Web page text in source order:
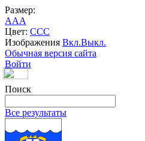
Размер:
AAA
Цвет: CCC
Изображения Вкл.Выкл.
Обычная версия сайта
Войти
Поиск
Все результаты